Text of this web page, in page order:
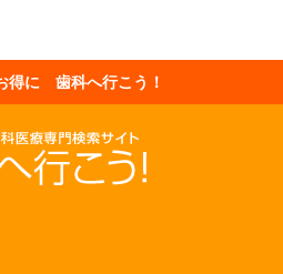
得に 歯科へ行こう！